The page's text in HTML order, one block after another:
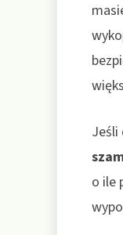
Jeśli
o ile